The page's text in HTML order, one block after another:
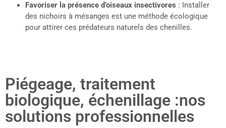
Favoriser la présence d’oiseaux insectivores : Installer
des nichoirs à mésanges est une méthode écologique
pour attirer ces prédateurs naturels des chenilles.
Piégeage, traitement
biologique, échenillage :nos
solutions professionnelles